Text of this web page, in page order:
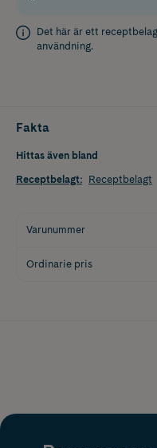
Det här är ett
användning.
Fakta
Hittas även bland
Receptbelagt: Receptbelagt
Varunummer
Ordinarie pris